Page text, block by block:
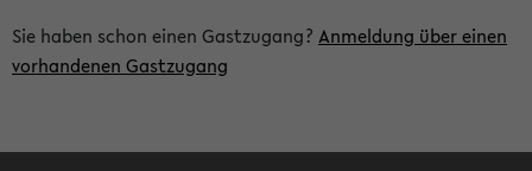
Sie haben schon einen Gastzugang? Anmeldung über einen
vorhandenen Gastzugang